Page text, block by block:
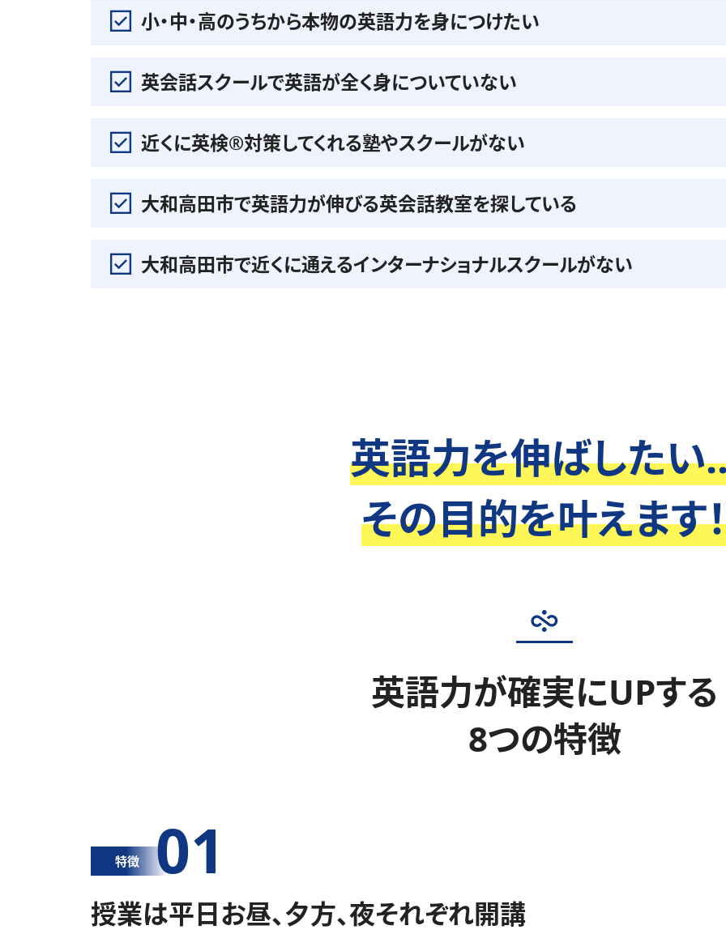
小・中・高のうちから本物の英語力を身につけたい
英会話スクールで英語が全く身についていない
近くに英検®️対策してくれる塾やスクールがない
大和高田市で英語力が伸びる英会話教室を探している
大和高田市で近くに通えるインターナショナルスクールがない
英語力を伸ばしたい
その目的を叶えます
英語力が確実にUPする
8つの特徴
特徴 01
授業は平日お昼、夕方、夜それぞれ開講